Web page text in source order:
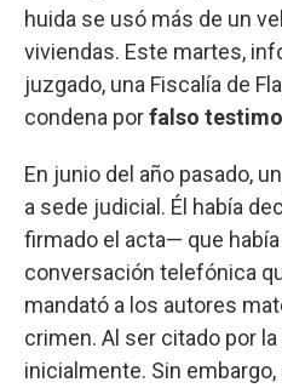
huida se usó más de un
viviendas. Este martes,
juzgado, una Fiscalía de
condena porfalso
En junio del año pasado,
a sede judicial. Él había
firmado el acta— que
conversación telefónica
mandató a los autores
crimen. Al ser citado por
inicialmente. Sin